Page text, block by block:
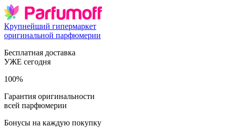
Крупнейший гипермаркет
оригинальной парфюмерии
Бесплатная доставка
УЖЕ сегодня
100%
Гарантия оригинальности
всей парфюмерии
Бонусы на каждую покупку